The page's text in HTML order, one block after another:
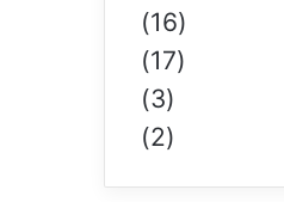
(16)
(17)
(3)
(2)